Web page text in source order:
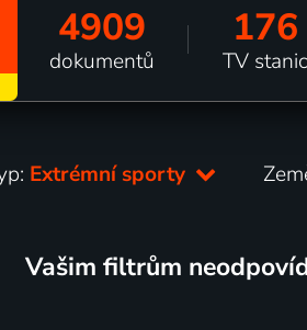
4909
dokumentů
176
TV stanic
Extrémní sporty
Vašim filtrům